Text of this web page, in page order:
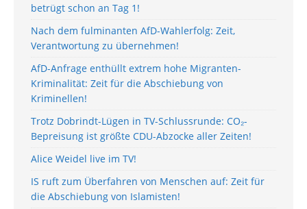
betrügt schon an Tag 1!
Nach dem fulminanten AfD-Wahlerfolg: Zeit,
Verantwortung zu übernehmen!
AfD-Anfrage enthüllt extrem hohe Migranten-
Kriminalität: Zeit für die Abschiebung von
Kriminellen!
Trotz Dobrindt-Lügen in TV-Schlussrunde: CO₂-
Bepreisung ist größte CDU-Abzocke aller Zeiten!
Alice Weidel live im TV!
IS ruft zum Überfahren von Menschen auf: Zeit für
die Abschiebung von Islamisten!